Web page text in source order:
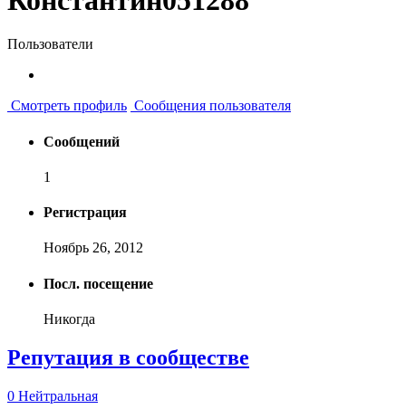
Пользователи
Смотреть профиль Сообщения пользователя
Сообщений
1
Регистрация
Ноябрь 26, 2012
Посл. посещение
Никогда
Репутация в сообществе
0 Нейтральная